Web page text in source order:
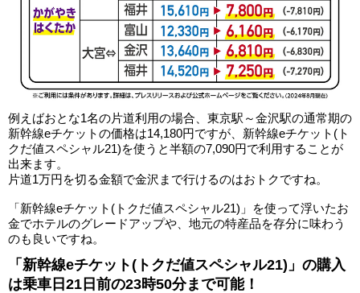
例えばおとな1名の片道利用の場合、東京駅～金沢駅の通常期の
新幹線eチケットの価格は14,180円ですが、新幹線eチケット(ト
クだ値スペシャル21)を使うと半額の7,090円で利用することが
出来ます。
片道1万円を切る金額で金沢まで行けるのはおトクですね。
「新幹線eチケット(トクだ値スペシャル21)」を使って浮いたお
金でホテルのグレードアップや、地元の特産品を存分に味わう
のも良いですね。
「新幹線eチケット(トクだ値スペシャル21)」の購入
は乗車日21日前の23時50分まで可能！